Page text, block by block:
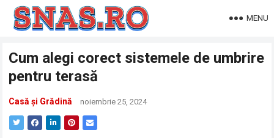
MENU
Cum alegi corect sistemele de umbrire
pentru terasă
Casă și Grădină noiembrie 25, 2024